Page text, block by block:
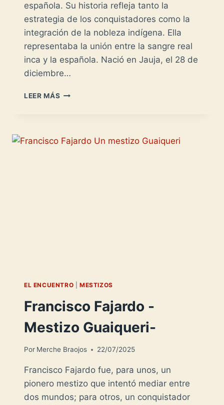
española. Su historia refleja tanto la
estrategia de los conquistadores como la
integración de la nobleza indígena. Ella
representaba la unión entre la sangre real
inca y la española. Nació en Jauja, el 28 de
diciembre…
LEER MÁS FRANCISCA
MUJER
EL ENCUENTRO MESTIZOS
Francisco Fajardo -
Mestizo Guaiqueri-
Por Merche Braojos 22/07/2025
Francisco Fajardo fue, para unos, un
pionero mestizo que intentó mediar entre
dos mundos; para otros, un conquistador